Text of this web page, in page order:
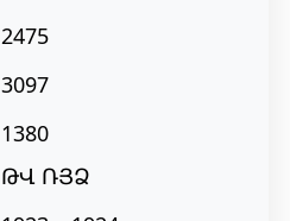
2475
3097
1380
ԹՎ ՌՅՁ